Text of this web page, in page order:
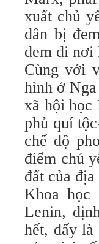
xuất chủ
dân bị
đem đi nơi
Cùng với
hình ở
xã hội học
phủ quí
chế độ
điểm chủ
đất của địa
Khoa học
Lenin,
hết, đấy là